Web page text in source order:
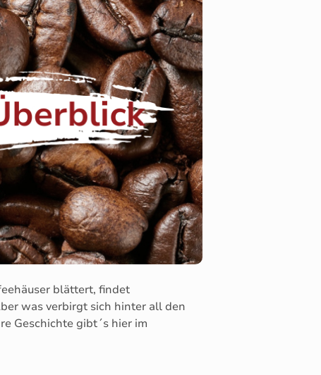
blättert, findet
was verbirgt sich hinter all den
Geschichte gibt´s hier im